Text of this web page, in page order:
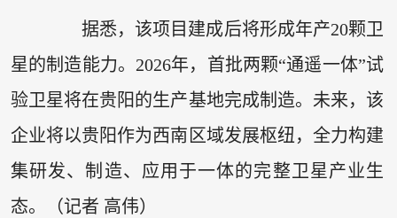
据悉，该项目建成后将形成年产20颗卫
星的制造能力。2026年，首批两颗“通遥一体”试
验卫星将在贵阳的生产基地完成制造。未来，该
企业将以贵阳作为西南区域发展枢纽，全力构建
集研发、制造、应用于一体的完整卫星产业生
态。（记者 高伟）